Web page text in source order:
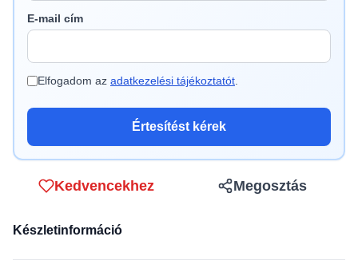
E-mail cím
Elfogadom az adatkezelési tájékoztatót
Értesítést kérek
Kedvencekhez Megosztás
Készletinformáció